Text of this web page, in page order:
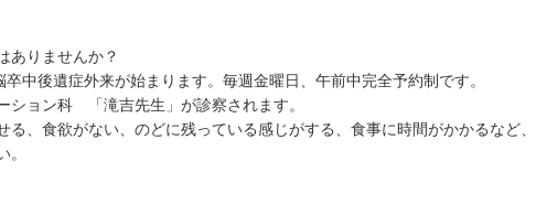
ありませんか？
中後遺症外来が始まります。毎週金曜日、午前中完全予約制です。
ション科 「滝吉先生」が診察されます。
る、食欲がない、のどに残っている感じがする、食事に時間がかかるなど
。